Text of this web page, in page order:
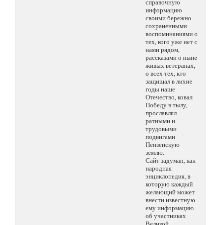
справочную
информацию
своими бережно
сохраненными
воспоминаниями о
тех, кого уже нет с
нами рядом,
рассказами о ныне
живых ветеранах,
о всех тех, кто
защищал в лихие
годы наше
Отечество, ковал
Победу в тылу,
прославлял
ратными и
трудовыми
подвигами
Пензенскую
землю.
Сайт задуман, как
народная
энциклопедия, в
которую каждый
желающий может
внести известную
ему информацию
об участниках